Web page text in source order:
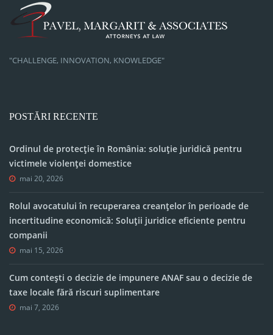
"CHALLENGE, INNOVATION, KNOWLEDGE"
POSTĂRI RECENTE
Ordinul de protecție în România: soluție juridică pentru
victimele violenței domestice
mai 20, 2026
Rolul avocatului în recuperarea creanțelor în perioade de
incertitudine economică: Soluții juridice eficiente pentru
companii
mai 15, 2026
Cum contești o decizie de impunere ANAF sau o decizie de
taxe locale fără riscuri suplimentare
mai 7, 2026